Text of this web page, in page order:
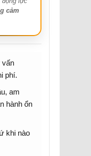
cảm
vấn
phí.
am
hành ổn
khi nào